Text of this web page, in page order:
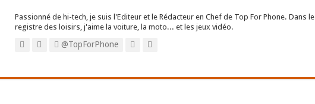
Passionné de hi-tech, je suis l'Editeur et le Rédacteur en Chef de Top For Phone. Dans le
registre des loisirs, j'aime la voiture, la moto... et les jeux vidéo.
@TopForPhone